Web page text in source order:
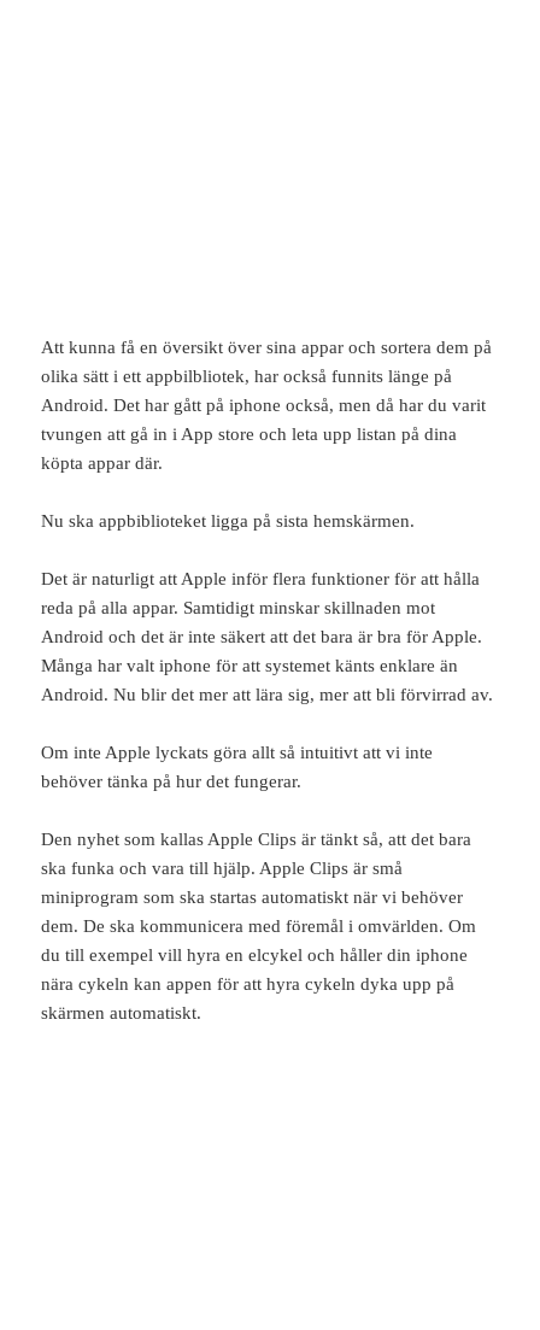
Att kunna få en översikt över sina appar och sortera dem på
olika sätt i ett appbilbliotek, har också funnits länge på
Android. Det har gått på iphone också, men då har du varit
tvungen att gå in i App store och leta upp listan på dina
köpta appar där.
Nu ska appbiblioteket ligga på sista hemskärmen.
Det är naturligt att Apple inför flera funktioner för att hålla
reda på alla appar. Samtidigt minskar skillnaden mot
Android och det är inte säkert att det bara är bra för Apple.
Många har valt iphone för att systemet känts enklare än
Android. Nu blir det mer att lära sig, mer att bli förvirrad av.
Om inte Apple lyckats göra allt så intuitivt att vi inte
behöver tänka på hur det fungerar.
Den nyhet som kallas Apple Clips är tänkt så, att det bara
ska funka och vara till hjälp. Apple Clips är små
miniprogram som ska startas automatiskt när vi behöver
dem. De ska kommunicera med föremål i omvärlden. Om
du till exempel vill hyra en elcykel och håller din iphone
nära cykeln kan appen för att hyra cykeln dyka upp på
skärmen automatiskt.